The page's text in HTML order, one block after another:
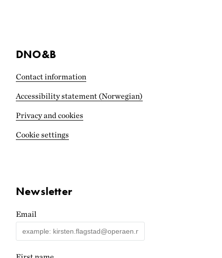
DNO&B
Contact information
Accessibility statement (Norwegian)
Privacy and cookies
Cookie settings
Newsletter
Email